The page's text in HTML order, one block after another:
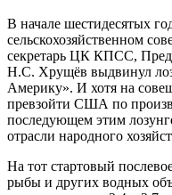
В начале шестидесятых
сельскохозяйственном
секретарь ЦК КПСС,
Н.С. Хрущёв выдвинул
Америку». И хотя на
превзойти США по
последующем этим
отрасли народного
На тот стартовый
рыбы и других водных